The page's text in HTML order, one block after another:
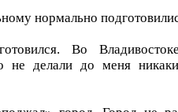
нормально
Во
не делали до меня